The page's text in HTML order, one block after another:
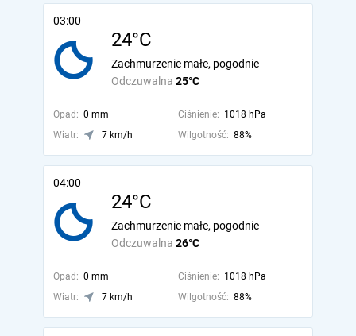
03:00
24°C
Odczuwalna 25°C
Zachmurzenie małe, pogodnie
Opad: 0 mm Ciśnienie: 1018 hPa
Wiatr:
7 km/h Wilgotność: 88%
04:00
24°C
Odczuwalna 26°C
Zachmurzenie małe, pogodnie
Opad: 0 mm Ciśnienie: 1018 hPa
Wiatr:
7 km/h Wilgotność: 88%